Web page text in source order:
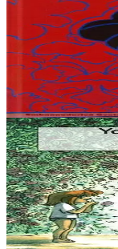
Fur ha n'eo ket
« Mont d’ar c’horn
amzer morse. Pezh
me zo unan, hep mar
Er stok15,00 €
3 bloaz hag ouzhpenn
Goater
Yann boned
“Setu-me dihunet
vrumenn ma
c’hann oc’h en em